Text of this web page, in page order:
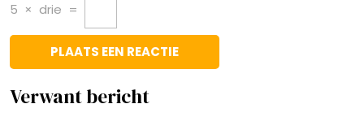
5 × drie =
Verwant bericht